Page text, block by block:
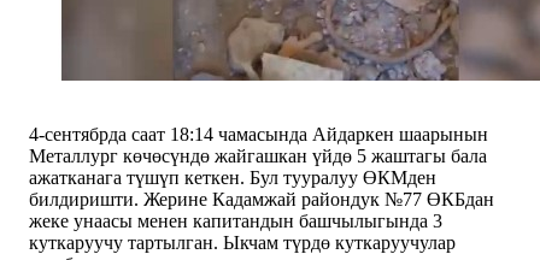
4-сентябрда саат 18:14 чамасында Айдаркен шаарынын
Металлург көчөсүндө жайгашкан үйдө 5 жаштагы бала
ажатканага түшүп кеткен. Бул тууралуу ӨКМден
билдиришти. Жерине Кадамжай райондук №77 ӨКБдан
жеке унаасы менен капитандын башчылыгында 3
куткаруучу тартылган. Ыкчам түрдө куткаруучулар